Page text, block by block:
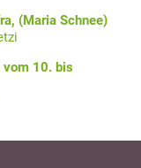
(Maria Schnee)
vom 10. bis